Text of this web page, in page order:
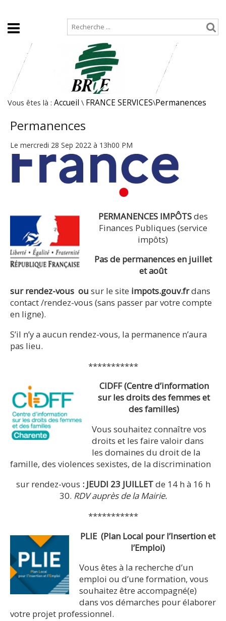
Vous êtes là : Accueil \ FRANCE SERVICES\Permanences
Permanences
Le mercredi 28 Sep 2022 à 13h00 PM
PERMANENCES IMPÔTSdes
Finances Publiques (service
impôts)
Pas de permanences en juillet
et août
sur rendez-vous ou sur le site impots.gouv.frdans
contact /rendez-vous (sans passer par votre compte
en ligne).
S’il n’y a aucun rendez-vous, la permanence n’aura
pas lieu.
***********
CIDFF (Centre d’information
sur les droits des femmes et
des familles)
Vous souhaitez connaître vos
droits et les faire valoir dans
les domaines du droit de la
famille, des violences sexistes, de la discrimination
sur rendez-vous : JEUDI 23 JUILLETde 14 h à 16 h
30. RDV auprès de la Mairie.
***********
PLIE (Plan Local pour l’Insertion et
l’Emploi)
Vous êtes à la recherche d’un
emploi ou d’une formation, vous
souhaitez être accompagné(e)
dans vos démarches pour élaborer
votre projet professionnel.